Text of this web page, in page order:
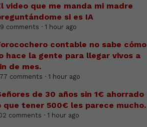
video que me manda mi madre
si es IA
comments · 1 hour ago
contable no sabe cómo
hace la gente para llegar vivos a
de mes.
comments · 1 hour ago
de 30 años sin 1€ ahorrado
que tener 500€ les parece mucho.
comments · 1 hour ago